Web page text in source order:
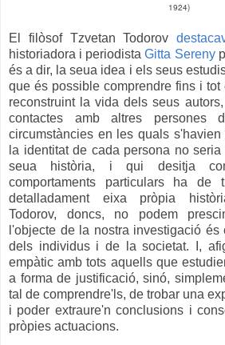
1924)
El filòsof Tzvetan Todorov
historiadora i periodistaGitta Sereny
és a dir, la seua idea i els seus
que és possible comprendre fins i tot
reconstruint la vida dels seus
contactes amb altres persones
circumstàncies en les quals s'havien
la identitat de cada persona no
seua història, i qui desitja
comportaments particulars ha de
detalladament eixa pròpia
Todorov, doncs, no podem
l'objecte de la nostra investigació és
dels individus i de la societat. I,
empàtic amb tots aquells que
a forma de justificació, sinó,
tal de comprendre'ls, de trobar una
i poder extraure'n conclusions i
pròpies actuacions.